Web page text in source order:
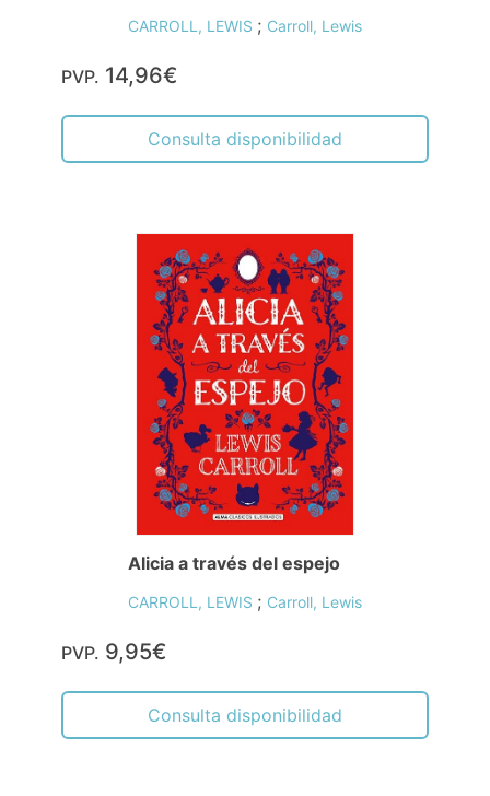
CARROLL, LEWIS ; Carroll, Lewis
PVP. 14,96€
Consulta disponibilidad
Alicia a través del espejo
CARROLL, LEWIS ; Carroll, Lewis
PVP. 9,95€
Consulta disponibilidad